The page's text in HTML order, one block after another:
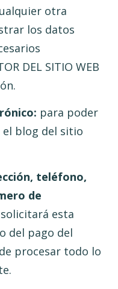
otra
los datos
DEL SITIO WEB
para poder
blog del sitio
teléfono,
de
esta
del pago del
procesar todo lo